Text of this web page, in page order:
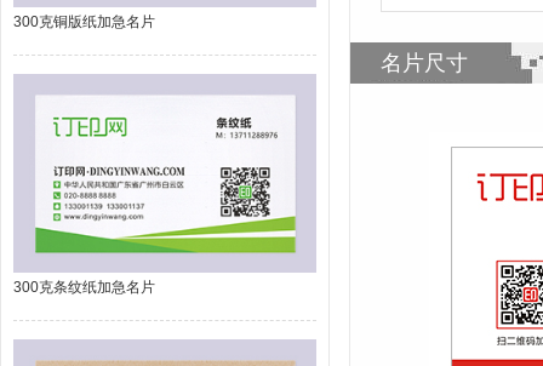
300克铜版纸加急名片
300克条纹纸加急名片
名片尺寸